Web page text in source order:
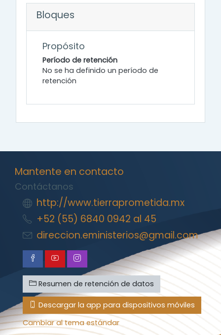
Bloques
Propósito
Período de retención
No se ha definido un período de
retención
Mantente en contacto
Contáctanos
http://www.tierraprometida.mx
+52 (55) 6840 0942 al 45
direccion.eministerios@gmail.com
Resumen de retención de datos
Descargar la app para dispositivos móviles
Cambiar al tema estándar